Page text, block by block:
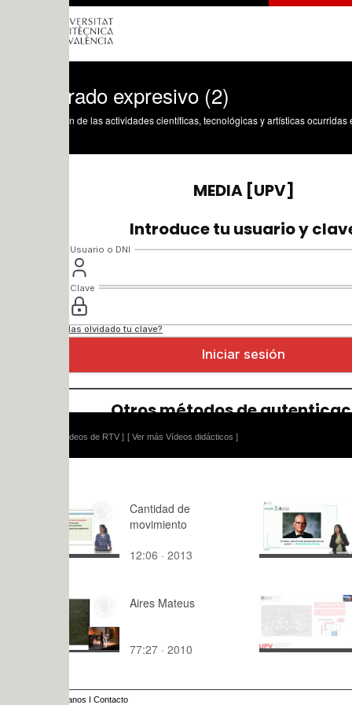
expresivo (2)
de las actividades científicas, tecnológicas y artísticas ocurridas en los tres
[ Ver más Vídeos didácticos ]
Cantidad de
movimiento
12:06 · 2013
Plan de
para
cultura
7:06 · 2023
Aires Mateus
77:27 · 2010
UDCA M2
113:30 ·